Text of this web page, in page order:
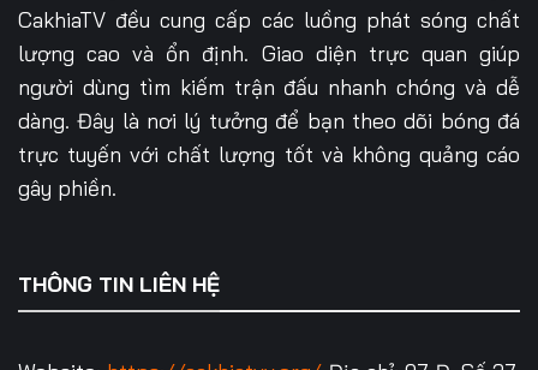
CakhiaTV đều cung cấp các luồng phát sóng chất
lượng cao và ổn định. Giao diện trực quan giúp
người dùng tìm kiếm trận đấu nhanh chóng và dễ
dàng. Đây là nơi lý tưởng để bạn theo dõi bóng đá
trực tuyến với chất lượng tốt và không quảng cáo
gây phiền.
THÔNG TIN LIÊN HỆ